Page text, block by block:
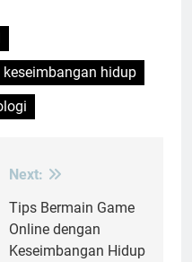
keseimbangan hidup
Next:
Tips Bermain Game
Online dengan
Keseimbangan Hidup